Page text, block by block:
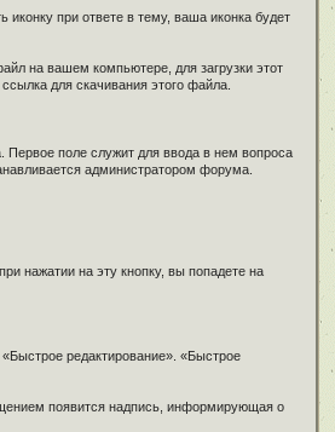
при ответе в тему, ваша иконка будет
на вашем компьютере, для загрузки этот
для скачивания этого файла.
поле служит для ввода в нем вопроса
администратором форума.
нажатии на эту кнопку, вы попадете на
редактирование». «Быстрое
появится надпись, информирующая о